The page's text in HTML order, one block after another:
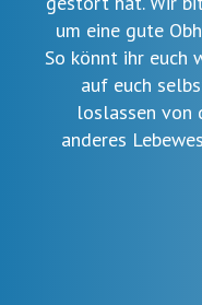
um eine gute
So könnt ihr euch
auf euch
loslassen von
anderes